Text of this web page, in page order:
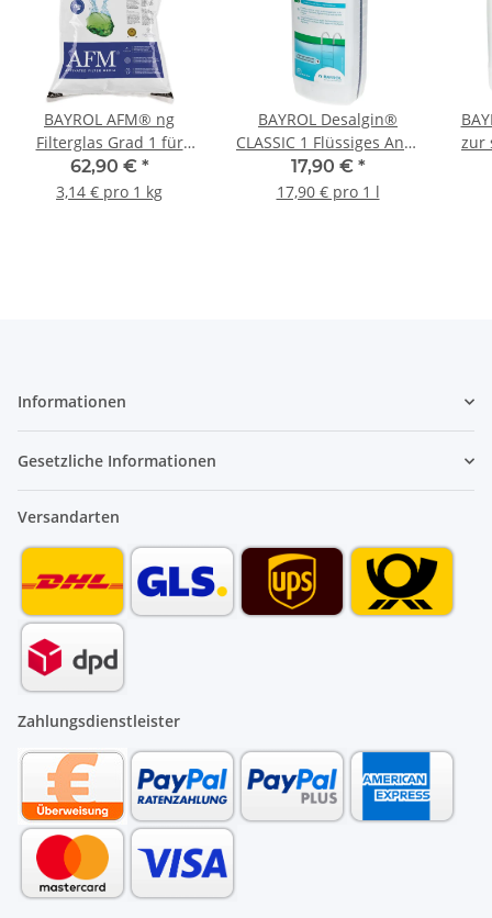
BAYROL AFM® ng
Filterglas Grad 1 für
Poolfilteranlagen
Körnung 0,4 -0,8mm 21
62,90 € *
3,14 € pro 1 kg
BAYROL Desalgin®
CLASSIC 1 Flüssiges Anti-
Algen-Konzentrat1 L
17,90 € *
17,90 € pro 1 l
zur
Informationen
Gesetzliche Informationen
Versandarten
Zahlungsdienstleister